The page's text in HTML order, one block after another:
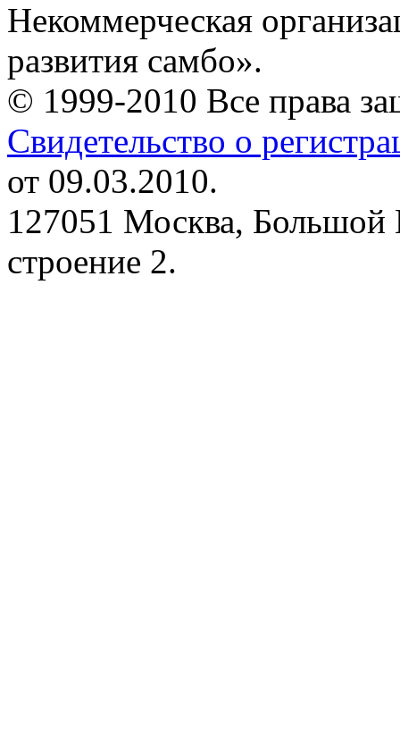
Некоммерческая
развития самбо».
© 1999-2010 Все права
Свидетельство о
от 09.03.2010.
127051 Москва, Большой
строение 2.